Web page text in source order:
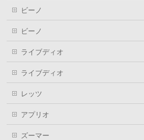
ビーノ
ビーノ
ライブディオ
ライブディオ
レッツ
アプリオ
ズーマー